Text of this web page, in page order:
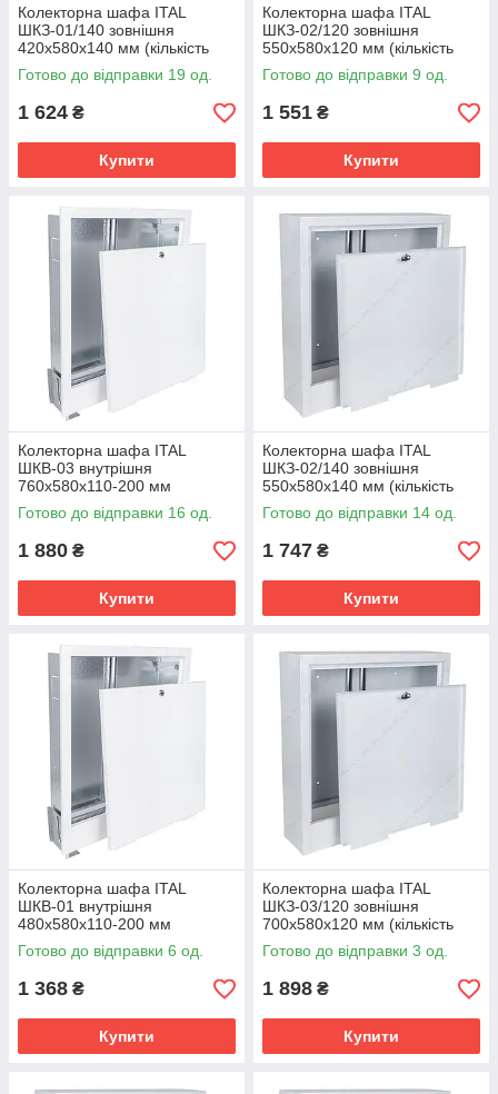
Колекторна шафа ITAL
ШКЗ-01/140 зовнішня
420x580x140 мм (кількість
контурів: 2)
Готово до відправки 19 од.
1 624 ₴
Купити
Колекторна шафа ITAL
ШКЗ-02/120 зовнішня
550x580x120 мм (кількість
контурів: 3-4)
Готово до відправки 9 од.
1 551 ₴
Купити
Колекторна шафа ITAL
ШКВ-03 внутрішня
760x580x110-200 мм
(кількість контурів: 7-9)
Готово до відправки 16 од.
1 880 ₴
Купити
Колекторна шафа ITAL
ШКЗ-02/140 зовнішня
550x580x140 мм (кількість
контурів: 3-4)
Готово до відправки 14 од.
1 747 ₴
Купити
Колекторна шафа ITAL
ШКВ-01 внутрішня
480x580x110-200 мм
(кількість контурів: 2-3)
Готово до відправки 6 од.
1 368 ₴
Купити
Колекторна шафа ITAL
ШКЗ-03/120 зовнішня
700x580x120 мм (кількість
контурів: 5-7)
Готово до відправки 3 од.
1 898 ₴
Купити